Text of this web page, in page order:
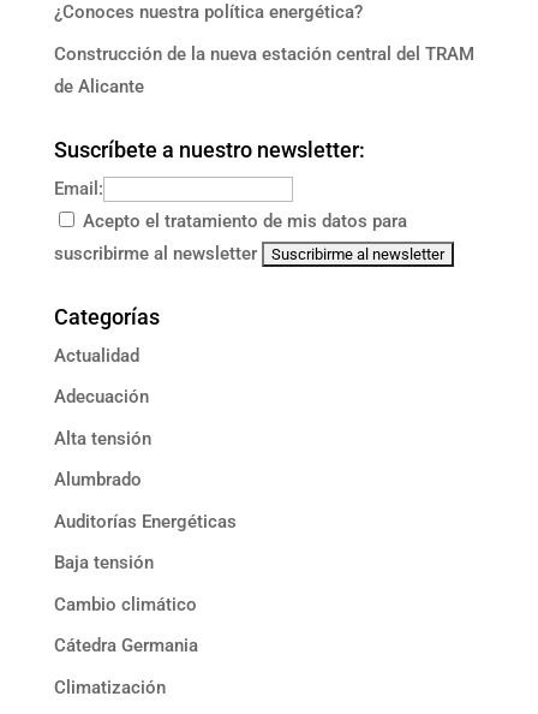
¿Conoces nuestra política energética?
Construcción de la nueva estación central del TRAM
de Alicante
Suscríbete a nuestro newsletter:
Email:
Acepto el tratamiento de mis datos para
suscribirme al newsletter
Categorías
Actualidad
Adecuación
Alta tensión
Alumbrado
Auditorías Energéticas
Baja tensión
Cambio climático
Cátedra Germania
Climatización